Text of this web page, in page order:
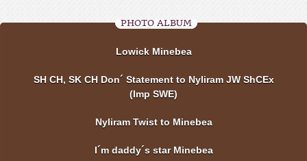
PHOTO ALBUM
Lowick Minebea
SH CH, SK CH Don´ Statement to Nyliram JW ShCEx
(Imp SWE)
Nyliram Twist to Minebea
I´m daddy´s star Minebea